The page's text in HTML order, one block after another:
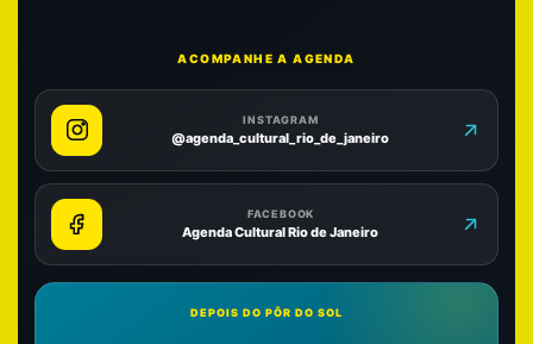
ACOMPANHE A AGENDA
INSTAGRAM
@agenda_cultural_rio_de_janeiro
FACEBOOK
Agenda Cultural Rio de Janeiro
DEPOIS DO PÔR DO SOL